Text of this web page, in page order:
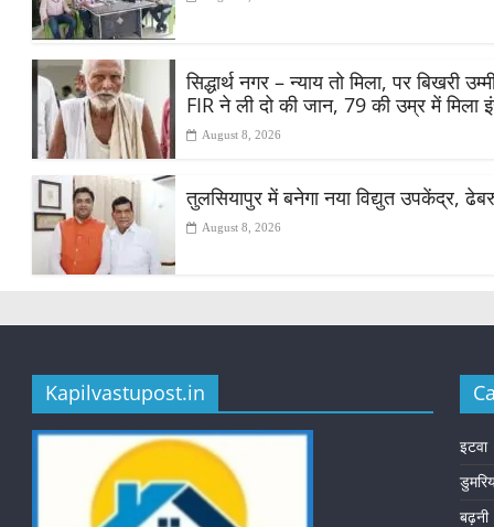
सिद्धार्थ नगर – न्याय तो मिला, पर
FIR ने ली दो की जान, 79 की उम्र में मिला
August 8, 2026
तुलसियापुर में बनेगा नया विद्युत उपकेंद्र,
August 8, 2026
Kapilvastupost.in
इटवा
बढ़नी